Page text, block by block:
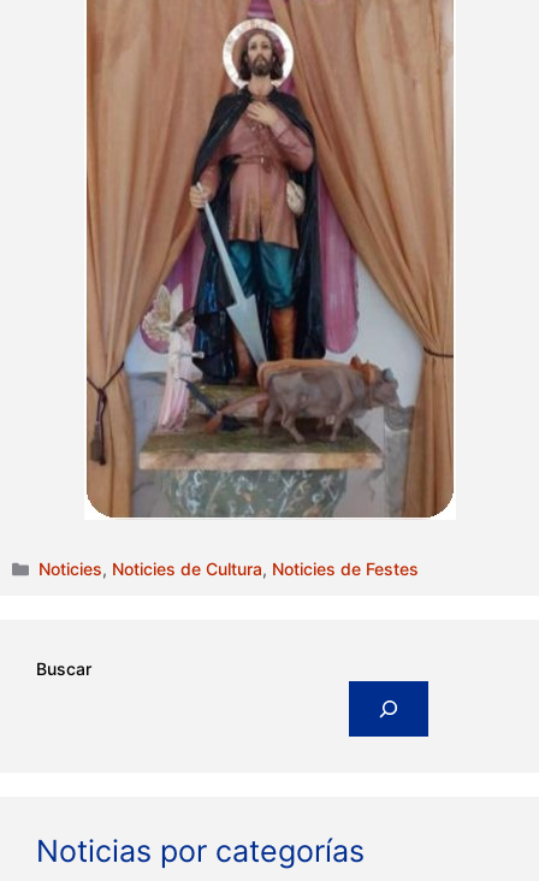
Categories
Noticies, Noticies de Cultura, Noticies de Festes
Buscar
Noticias por categorías